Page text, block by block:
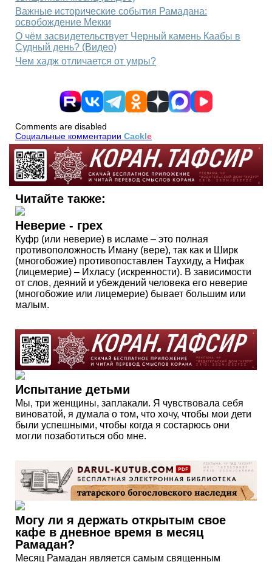
Важные исторические события Рамадана:
освобождение Мекки
О чём засвидетельствует Черный камень Каабы в
Судный день? (Видео)
Чем хадж отличается от умры?
Comments are disabled
Социальные комментарии Cackle
Читайте также:
Неверие - грех
Куфр (или неверие) в исламе – это полная
противоположность Иману (вере), так как и Ширк
(многобожие) противопоставлен Таухиду, а Нифак
(лицемерие) – Ихласу (искренности). В зависимости
от слов, деяний и убеждений человека его неверие
(многобожие или лицемерие) бывает большим или
малым.
Испытание детьми
Мы, три женщины, заплакали. Я чувствовала себя
виноватой, я думала о том, что хочу, чтобы мои дети
были успешными, чтобы когда я состарюсь они
могли позаботиться обо мне.
Могу ли я держать открытым свое
кафе в дневное время в месяц
Рамадан?
Месяц Рамадан является самым священным